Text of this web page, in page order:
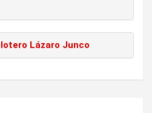
Lázaro Junco